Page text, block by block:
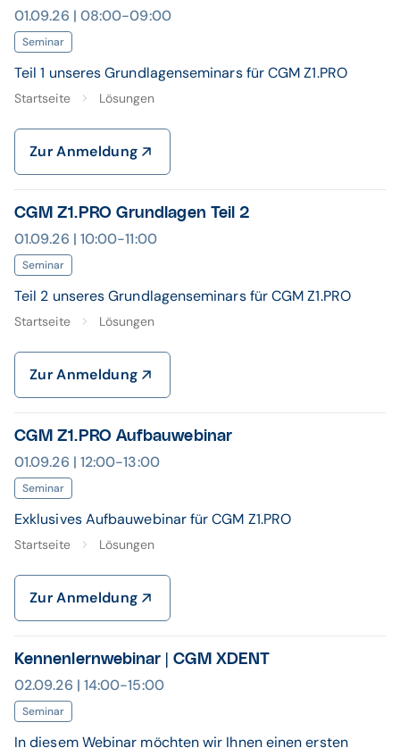
01.09.26 | 08:00-09:00
Seminar
Teil 1 unseres Grundlagenseminars für CGM Z1.PRO
Startseite Lösungen
Zur Anmeldung
CGM Z1.PRO Grundlagen Teil 2
01.09.26 | 10:00-11:00
Seminar
Teil 2 unseres Grundlagenseminars für CGM Z1.PRO
Startseite Lösungen
Zur Anmeldung
CGM Z1.PRO Aufbauwebinar
01.09.26 | 12:00-13:00
Seminar
Exklusives Aufbauwebinar für CGM Z1.PRO
Startseite Lösungen
Zur Anmeldung
Kennenlernwebinar | CGM XDENT
02.09.26 | 14:00-15:00
Seminar
In diesem Webinar möchten wir Ihnen einen ersten